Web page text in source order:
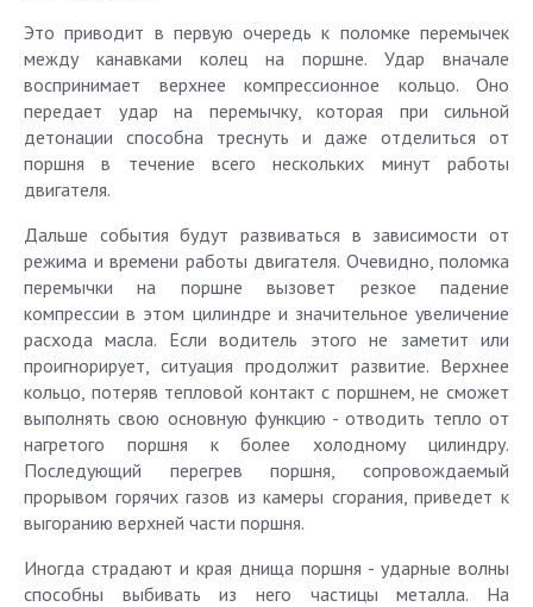
Это приводит в первую очередь к поломке перемычек
между канавками колец на поршне. Удар вначале
воспринимает верхнее компрессионное кольцо. Оно
передает удар на перемычку, которая при сильной
детонации способна треснуть и даже отделиться от
поршня в течение всего нескольких минут работы
двигателя.
Дальше события будут развиваться в зависимости от
режима и времени работы двигателя. Очевидно, поломка
перемычки на поршне вызовет резкое падение
компрессии в этом цилиндре и значительное увеличение
расхода масла. Если водитель этого не заметит или
проигнорирует, ситуация продолжит развитие. Верхнее
кольцо, потеряв тепловой контакт с поршнем, не сможет
выполнять свою основную функцию - отводить тепло от
нагретого поршня к более холодному цилиндру.
Последующий перегрев поршня, сопровождаемый
прорывом горячих газов из камеры сгорания, приведет к
выгоранию верхней части поршня.
Иногда страдают и края днища поршня - ударные волны
способны выбивать из него частицы металла. На